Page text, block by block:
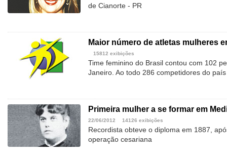
de Cianorte - PR
Maior número de atletas mulheres
15812 exibições
Time feminino do Brasil contou com 102
Janeiro. Ao todo 286 competidores do
Primeira mulher a se formar em
22/06/2012 14126 exibições
Recordista obteve o diploma em 1887,
operação cesariana